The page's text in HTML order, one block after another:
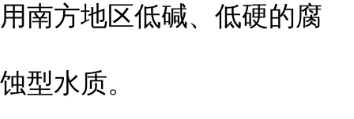
用南方地区低碱、低硬的腐
蚀型水质。